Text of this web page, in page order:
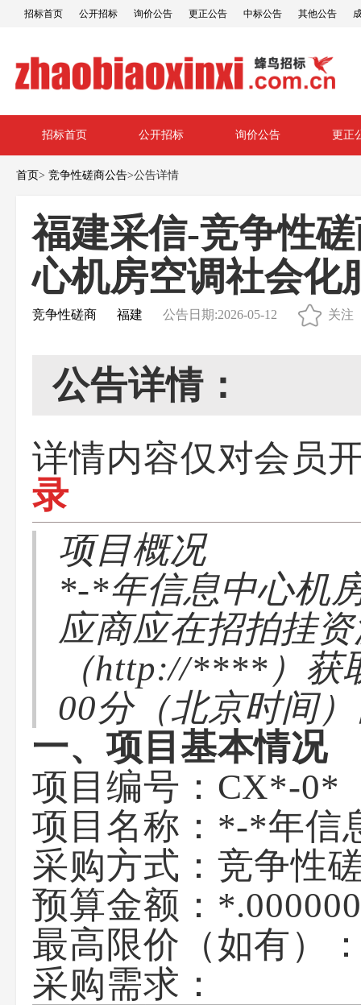
招标首页 公开招标 询价公告 更正公告 中标公告 其他公告
招标首页 公开招标 询价公告 更正
首页> 竞争性磋商公告>公告详情
福建采信-竞争性磋
心机房空调社会化
竞争性磋商 福建 公告日期:2026-05-12 关注
公告详情：
详情内容仅对会员
录
项目概况
*-*年信息中心机
应商应在招拍挂
（http://****）获
00分（北京时间
一、项目基本情况
项目编号：CX*-0*
项目名称：*-*年信
采购方式：竞争性
预算金额：
最高限价（如有）
采购需求：